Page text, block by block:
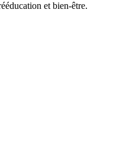
et bien-être.